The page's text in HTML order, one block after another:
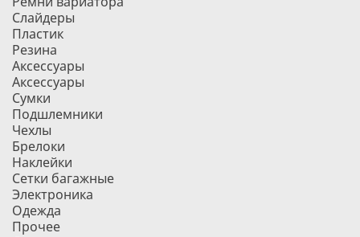
Слайдеры
Пластик
Резина
Аксессуары
Аксессуары
Сумки
Подшлемники
Чехлы
Брелоки
Наклейки
Сетки багажные
Электроника
Одежда
Прочее